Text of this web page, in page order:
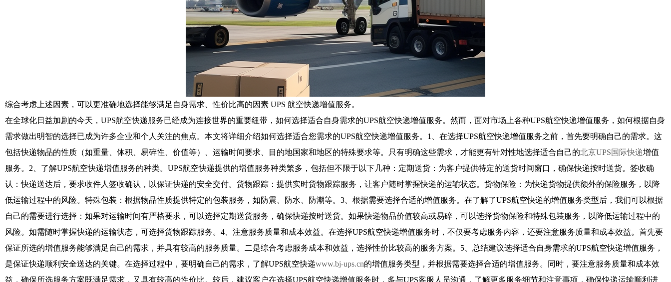
综合考虑上述因素，可以更准确地选择能够满足自身需求、性价比高的因素 UPS 航空快递增值服务。
在全球化日益加剧的今天，UPS航空快递服务已经成为连接世界的重要纽带，如何选择适合自身需求的UPS航空快递增值服务。然而，面对市场上各种UPS航空快递增值服务，如何根据自身
需求做出明智的选择已成为许多企业和个人关注的焦点。本文将详细介绍如何选择适合您需求的UPS航空快递增值服务。1、在选择UPS航空快递增值服务之前，首先要明确自己的需求。这
包括快递物品的性质（如重量、体积、易碎性、价值等）、运输时间要求、目的地国家和地区的特殊要求等。只有明确这些需求，才能更有针对性地选择适合自己的北京UPS国际快递增值
服务。2、了解UPS航空快递增值服务的种类。UPS航空快递提供的增值服务种类繁多，包括但不限于以下几种：定期送货：为客户提供特定的送货时间窗口，确保快递按时送货。签收确
认：快递送达后，要求收件人签收确认，以保证快递的安全交付。货物跟踪：提供实时货物跟踪服务，让客户随时掌握快递的运输状态。货物保险：为快递货物提供额外的保险服务，以降
低运输过程中的风险。特殊包装：根据物品性质提供特定的包装服务，如防震、防水、防潮等。3、根据需要选择合适的增值服务。在了解了UPS航空快递的增值服务类型后，我们可以根据
自己的需要进行选择：如果对运输时间有严格要求，可以选择定期送货服务，确保快递按时送货。如果快递物品价值较高或易碎，可以选择货物保险和特殊包装服务，以降低运输过程中的
风险。如需随时掌握快递的运输状态，可选择货物跟踪服务。4、注意服务质量和成本效益。在选择UPS航空快递增值服务时，不仅要考虑服务内容，还要注意服务质量和成本效益。首先要
保证所选的增值服务能够满足自己的需求，并具有较高的服务质量。二是综合考虑服务成本和效益，选择性价比较高的服务方案。5、总结建议选择适合自身需求的UPS航空快递增值服务，
是保证快递顺利安全送达的关键。在选择过程中，要明确自己的需求，了解UPS航空快递www.bj-ups.cn的增值服务类型，并根据需要选择合适的增值服务。同时，要注意服务质量和成本效
益，确保所选服务方案既满足需求，又具有较高的性价比。较后，建议客户在选择UPS航空快递增值服务时，多与UPS客服人员沟通，了解更多服务细节和注意事项，确保快递运输顺利进